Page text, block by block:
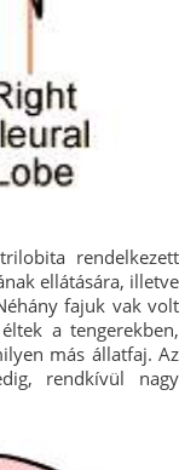
rendelkezett
ellátására, illetve
fajuk vak volt
a tengerekben,
más állatfaj. Az
rendkívül nagy